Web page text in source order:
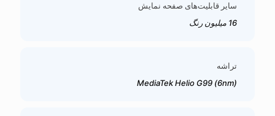
سایر قابلیت‌های صفحه نمایش
16 میلیون رنگ
تراشه
MediaTek Helio G99 (6nm)